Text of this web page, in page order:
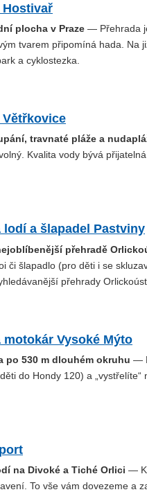
Hostivař
plocha v Praze — Přehrada
tvarem připomíná hada. Na
a cyklostezka.
Větřkovice
travnaté pláže a
Kvalita vody bývá
lodí a šlapadel Pastviny
přehradě
či šlapadlo (pro děti i se
přehrady
motokár Vysoké Mýto
po 530 m dlouhém okruhu —
do Hondy 120) a
na Divoké a Tiché Orlici —
To vše vám dovezeme a